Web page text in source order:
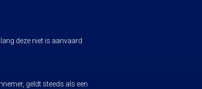
deze niet is aanvaard
geldt steeds als een